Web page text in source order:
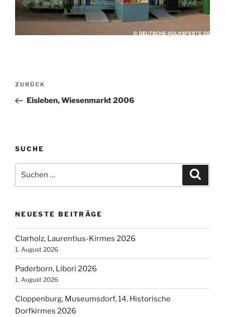
Beitragsnavigation
Vorheriger
Beitrag
ZURÜCK
Eisleben, Wiesenmarkt 2006
SUCHE
nach:
NEUESTE BEITRÄGE
Clarholz, Laurentius-Kirmes 2026
1. August 2026
Paderborn, Libori 2026
1. August 2026
Cloppenburg, Museumsdorf, 14. Historische
Dorfkirmes 2026